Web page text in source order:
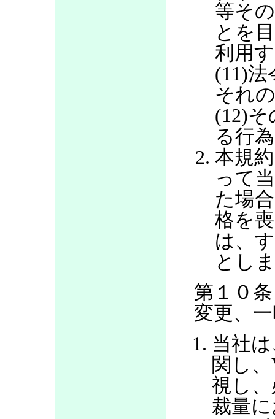
等そ
とを
利用
(11)
それ
(12)
る行
本規
って
た場
格を
は、
とし
第１０
変更、
当社
関し
視し
裁量